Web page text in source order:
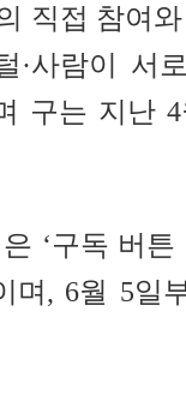
직접 참여
·사람이 서
구는 지난
‘구독 버
며, 6월 5일